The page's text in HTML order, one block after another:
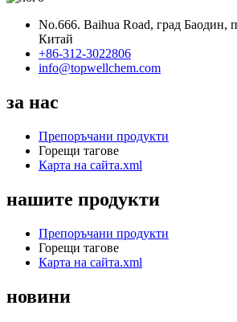
No.666. Baihua Road, град Баодин,
Китай
+86-312-3022806
info@topwellchem.com
за нас
Препоръчани продукти
Горещи тагове
Карта на сайта.xml
нашите продукти
Препоръчани продукти
Горещи тагове
Карта на сайта.xml
новини